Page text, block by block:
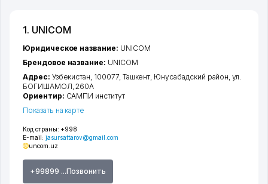
1. UNICOM
Код страны: +998
E-mail: jasursattarov@gmail.com
uncom.uz
+99899 ...Позвонить
Юридическое название: UNICOM
Брендовое название: UNICOM
Адрес: Узбекистан, 100077, Ташкент Юнусабадский район ,ул.
БОГИШАМОЛ , 260А
Ориентир: САМПИ институт
Показать на карте